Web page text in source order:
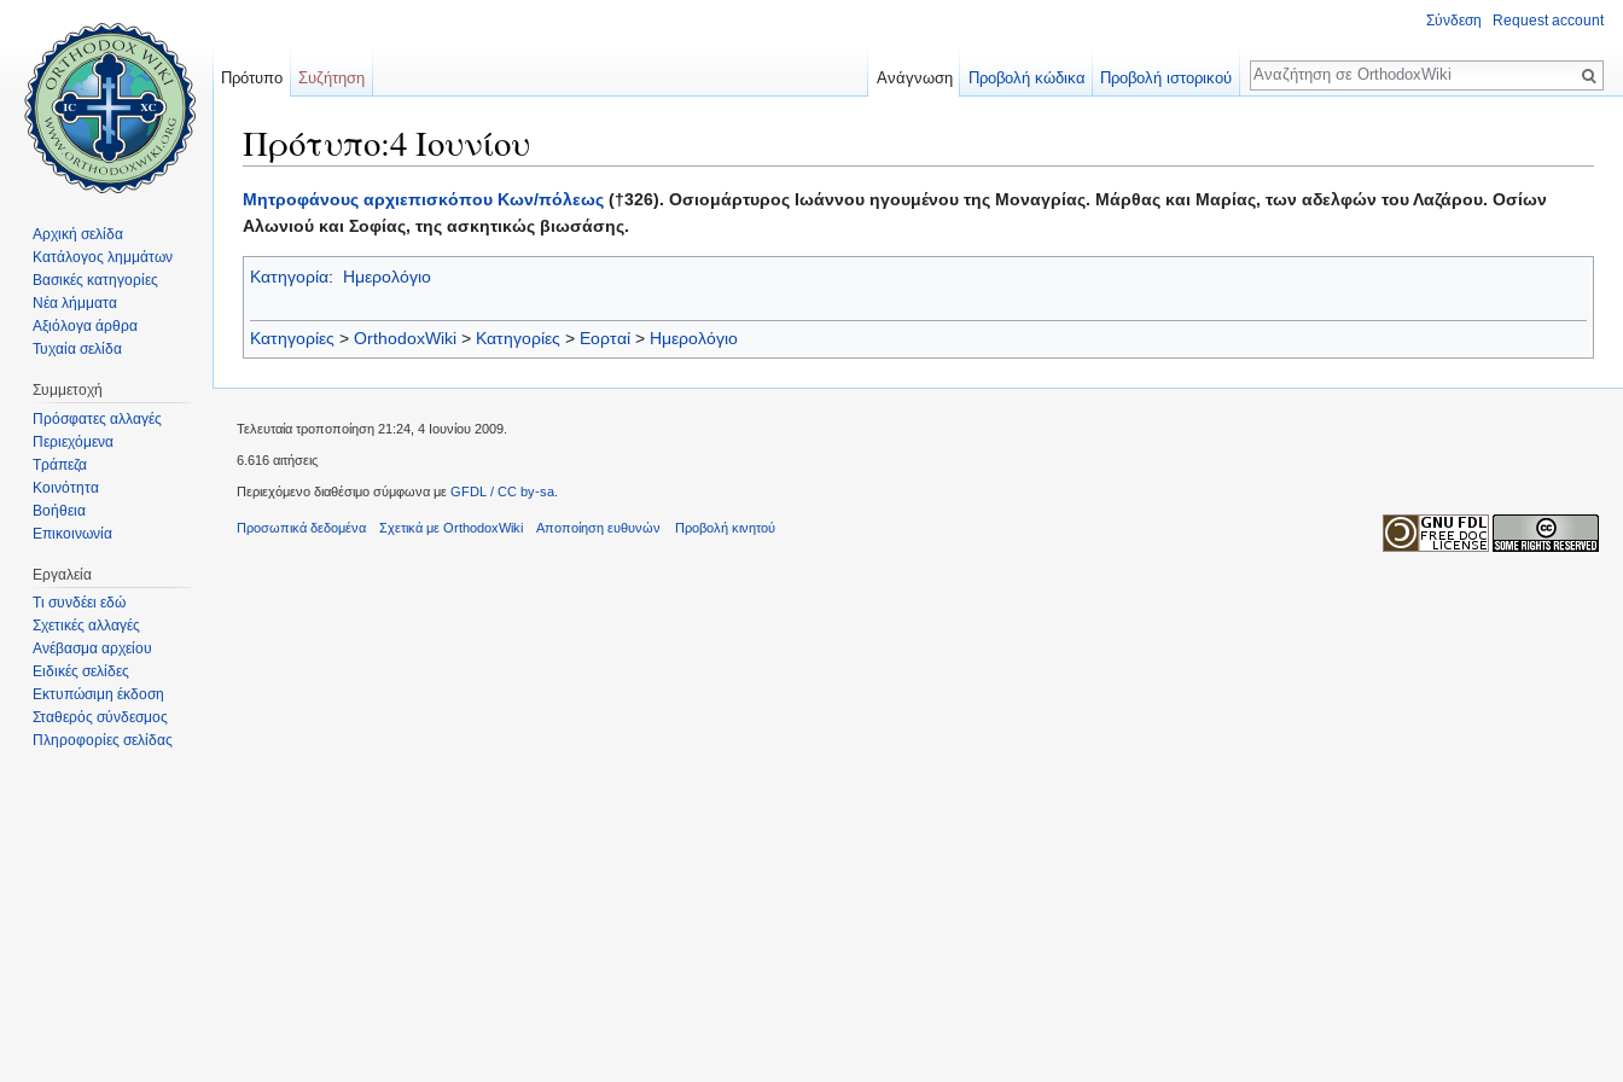
Πρότυπο:4 Ιουνίου
Μητροφάνους αρχιεπισκόπου Κων/πόλεως (†326). Οσιομάρτυρος Ιωάννου ηγουμένου της Μοναγρίας. Μάρθας και Μαρίας, των αδελφών του Λαζάρου. Οσίων
Αλωνιού και Σοφίας, της ασκητικώς βιωσάσης.
Κατηγορία: Ημερολόγιο
Κατηγορίες > OrthodoxWiki > Κατηγορίες > Εορταί > Ημερολόγιο
Σύνδεση Request account
Πρότυπο Συζήτηση Ανάγνωση Προβολή κώδικα Προβολή ιστορικού
Αναζήτηση
Αρχική σελίδα
Κατάλογος λημμάτων
Βασικές κατηγορίες
Νέα λήμματα
Αξιόλογα άρθρα
Τυχαία σελίδα
Συμμετοχή
Πρόσφατες αλλαγές
Περιεχόμενα
Τράπεζα
Κοινότητα
Βοήθεια
Επικοινωνία
Εργαλεία
Τι συνδέει εδώ
Σχετικές αλλαγές
Ανέβασμα αρχείου
Ειδικές σελίδες
Εκτυπώσιμη έκδοση
Σταθερός σύνδεσμος
Πληροφορίες σελίδας
Τελευταία τροποποίηση 21:24, 4 Ιουνίου 2009.
6.616 αιτήσεις
Περιεχόμενο διαθέσιμο σύμφωνα με GFDL / CC by-sa
Προσωπικά δεδομένα Σχετικά με OrthodoxWiki Αποποίηση ευθυνών Προβολή κινητού